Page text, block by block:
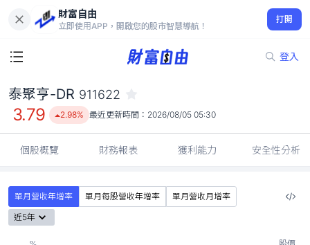
財富自由
立即使用APP，開啟您的股市智慧導航！
打開
登入
3.79
2.98%
泰聚亨-DR 911622
3.79 2.98% 最近更新時間： 2026/08/05 05:30
個股概覽 財務報表 獲利能力 安全性分析
單月營收年增率 單月每股營收年增率
單月營收月增率
近5年